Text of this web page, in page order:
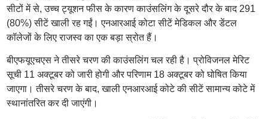
सीटों में से, उच्च ट्यूशन फीस के कारण काउंसलिंग के दूसरे दौर के बाद 291
(80%) सीटें खाली रह गईं। एनआरआई कोटा सीटें मेडिकल और डेंटल
कॉलेजों के लिए राजस्व का एक बड़ा स्रोत हैं।
बीएफयूएचएस ने तीसरे चरण की काउंसलिंग चल रही है। प्रोविजनल मेरिट
सूची 11 अक्टूबर को जारी होगी और परिणाम 18 अक्टूबर को घोषित किया
जाएगा। तीसरे चरण के बाद, खाली एनआरआई कोटे की सीटें सामान्य कोटे में
स्थानांतरित कर दी जाएंगी।